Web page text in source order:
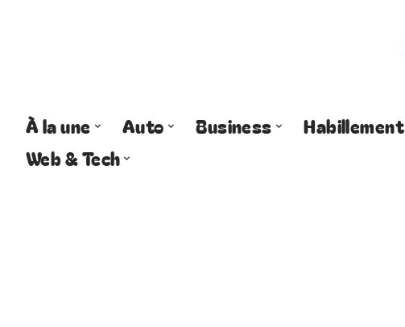
À la une Auto Business Habillement
Web & Tech